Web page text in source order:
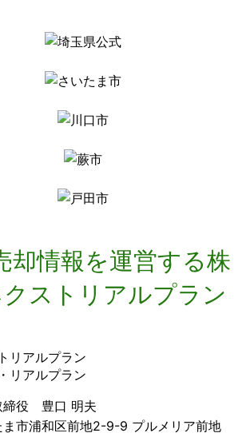
リアルプラン
締役 豊口 明夫
ま市浦和区前地2-9-9 プルメリア前地